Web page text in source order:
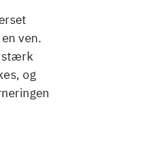
ven.
stærk
og